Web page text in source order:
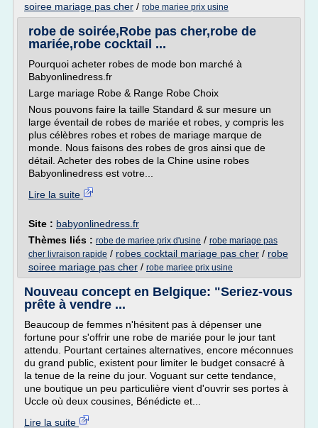
soiree mariage pas cher / robe mariee prix usine
robe de soirée,Robe pas cher,robe de
mariée,robe cocktail ...
Pourquoi acheter robes de mode bon marché à
Babyonlinedress.fr
Large mariage Robe & Range Robe Choix
Nous pouvons faire la taille Standard & sur mesure un
large éventail de robes de mariée et robes, y compris les
plus célèbres robes et robes de mariage marque de
monde. Nous faisons des robes de gros ainsi que de
détail. Acheter des robes de la Chine usine robes
Babyonlinedress est votre...
Lire la suite
Site : babyonlinedress.fr
Thèmes liés : robe de mariee prix d'usine / robe mariage pas
cher livraison rapide / robes cocktail mariage pas cher / robe
soiree mariage pas cher / robe mariee prix usine
Nouveau concept en Belgique: "Seriez-vous
prête à vendre ...
Beaucoup de femmes n'hésitent pas à dépenser une
fortune pour s'offrir une robe de mariée pour le jour tant
attendu. Pourtant certaines alternatives, encore méconnues
du grand public, existent pour limiter le budget consacré à
la tenue de la reine du jour. Voguant sur cette tendance,
une boutique un peu particulière vient d'ouvrir ses portes à
Uccle où deux cousines, Bénédicte et...
Lire la suite